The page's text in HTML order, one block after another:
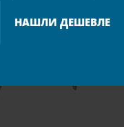
НАШЛИ ДЕШЕВЛЕ